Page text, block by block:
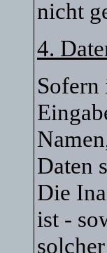
nicht
4.
Daten
Die
ist -